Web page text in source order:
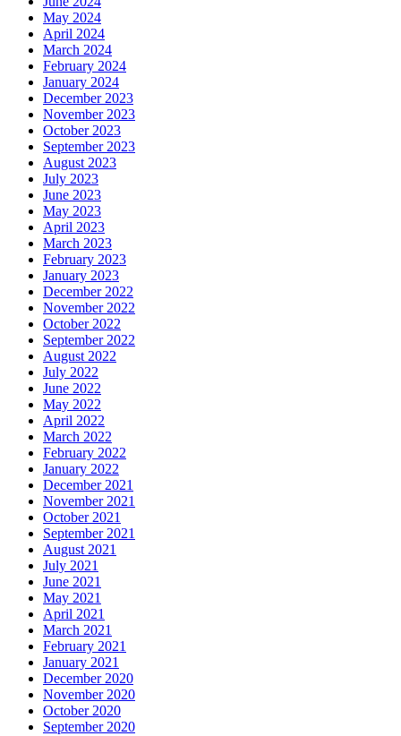
May 2024
April 2024
March 2024
February 2024
January 2024
December 2023
November 2023
October 2023
September 2023
August 2023
July 2023
June 2023
May 2023
April 2023
March 2023
February 2023
January 2023
December 2022
November 2022
October 2022
September 2022
August 2022
July 2022
June 2022
May 2022
April 2022
March 2022
February 2022
January 2022
December 2021
November 2021
October 2021
September 2021
August 2021
July 2021
June 2021
May 2021
April 2021
March 2021
February 2021
January 2021
December 2020
November 2020
October 2020
September 2020